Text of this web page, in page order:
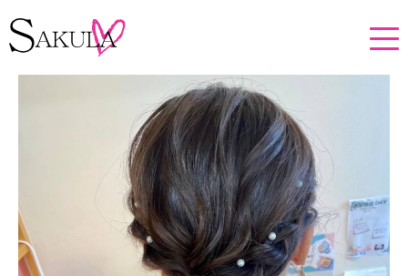
メニュー・プロダクト投稿